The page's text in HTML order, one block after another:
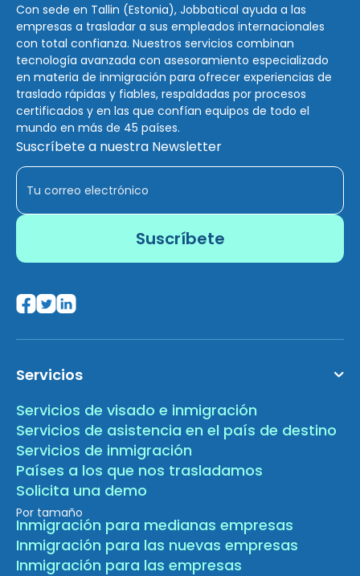
Con sede en Tallin (Estonia), Jobbatical ayuda a las
empresas a trasladar a sus empleados internacionales
con total confianza. Nuestros servicios combinan
tecnología avanzada con asesoramiento especializado
en materia de inmigración para ofrecer experiencias de
traslado rápidas y fiables, respaldadas por procesos
certificados y en las que confían equipos de todo el
mundo en más de 45 países.
Suscríbete a nuestra Newsletter
Servicios
Servicios de visado e inmigración
Servicios de asistencia en el país de destino
Servicios de inmigración
Países a los que nos trasladamos
Solicita una demo
Por tamaño
Inmigración para medianas empresas
Inmigración para las nuevas empresas
Inmigración para las empresas